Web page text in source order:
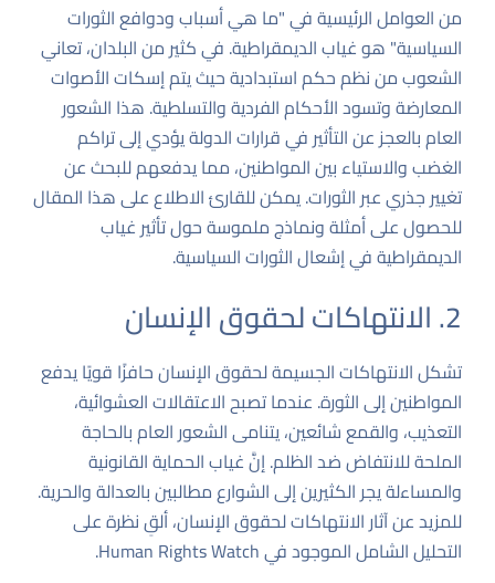
من العوامل الرئيسية في "ما هي أسباب ودوافع الثورات
السياسية" هو غياب الديمقراطية. في كثير من البلدان، تعاني
الشعوب من نظم حكم استبدادية حيث يتم إسكات الأصوات
المعارضة وتسود الأحكام الفردية والتسلطية. هذا الشعور
العام بالعجز عن التأثير في قرارات الدولة يؤدي إلى تراكم
الغضب والاستياء بين المواطنين، مما يدفعهم للبحث عن
تغيير جذري عبر الثورات. يمكن للقارئ الاطلاع علىهذا المقال
للحصول على أمثلة ونماذج ملموسة حول تأثير غياب
الديمقراطية في إشعال الثورات السياسية.
2. الانتهاكات لحقوق الإنسان
تشكل الانتهاكات الجسيمة لحقوق الإنسان حافزًا قويًا يدفع
المواطنين إلى الثورة. عندما تصبح الاعتقالات العشوائية،
التعذيب، والقمع شائعين، يتنامى الشعور العام بالحاجة
الملحة للانتفاض ضد الظلم. إنَّ غياب الحماية القانونية
والمساءلة يجر الكثيرين إلى الشوارع مطالبين بالعدالة والحرية.
للمزيد عن آثار الانتهاكات لحقوق الإنسان، ألقِ نظرة على
التحليل الشامل الموجود فيHuman Rights Watch
.